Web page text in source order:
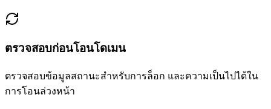
ตรวจสอบก่อนโอนโดเมน
ตรวจสอบข้อมูลสถานะสำหรับการล็อก และความเป็นไปได้ใน
การโอนล่วงหน้า